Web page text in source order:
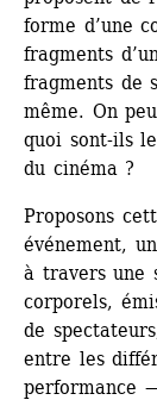
forme d’une
fragments
fragments de
même. On
quoi sont-ils
du cinéma ?
Proposons
événement,
à travers une
corporels,
de
entre les
performance